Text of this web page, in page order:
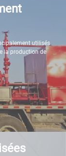
utilisés
la production de